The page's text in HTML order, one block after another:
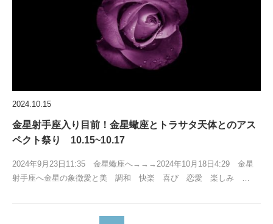
2024.10.15
金星射手座入り目前！金星蠍座とトラサタ天体とのアス
ペクト祭り 10.15~10.17
2024年9月23日11:35 金星蠍座へ→→→2024年10月18日4:29 金星
射手座へ金星の象徴愛と美 調和 快楽 喜び 恋愛 楽しみ …